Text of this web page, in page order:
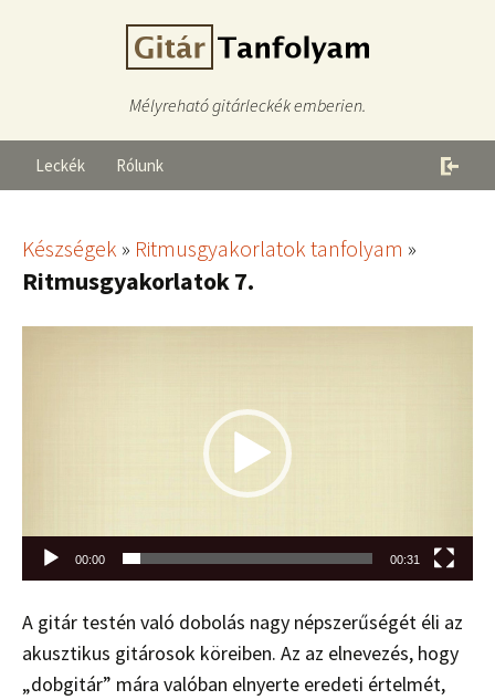
Mélyreható gitárleckék emberien.
Leckék Rólunk
Készségek » Ritmusgyakorlatok tanfolyam »
Ritmusgyakorlatok 7.
00:00 00:31
A gitár testén való dobolás nagy népszerűségét éli az
akusztikus gitárosok köreiben. Az az elnevezés, hogy
„dobgitár” mára valóban elnyerte eredeti értelmét,